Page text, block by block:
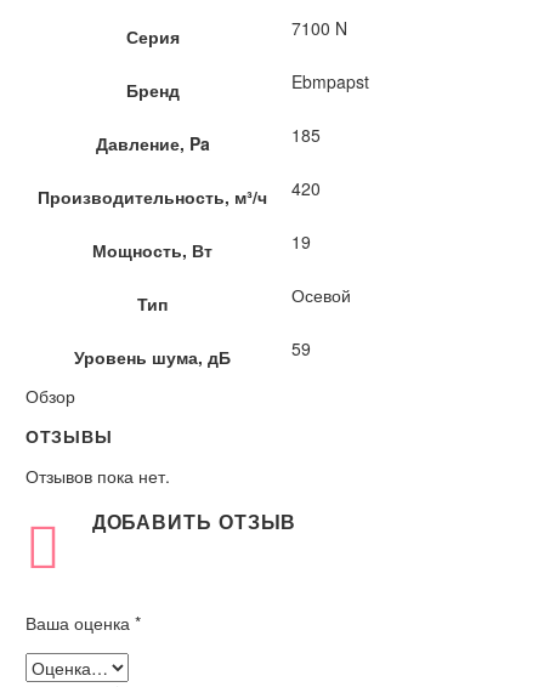
Серия 7100 N
Бренд Ebmpapst
Давление, Pa 185
Производительность, м³/ч 420
Мощность, Вт 19
Тип Осевой
Уровень шума, дБ
59
Обзор
ОТЗЫВЫ
Отзывов пока нет.
ДОБАВИТЬ ОТЗЫВ
Ваша оценка *